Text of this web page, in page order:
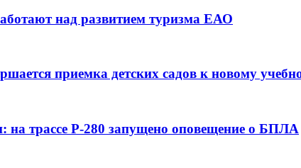
над развитием туризма ЕАО
приемка детских садов к новому
на трассе Р-280 запущено оповещение о БПЛА